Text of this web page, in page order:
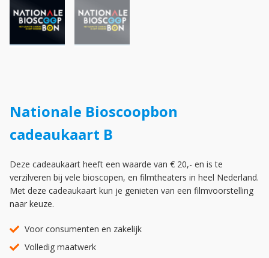
Nationale Bioscoopbon
cadeaukaart B
Deze cadeaukaart heeft een waarde van € 20,- en is te
verzilveren bij vele bioscopen, en filmtheaters in heel Nederland.
Met deze cadeaukaart kun je genieten van een filmvoorstelling
naar keuze.
Voor consumenten en zakelijk
Volledig maatwerk